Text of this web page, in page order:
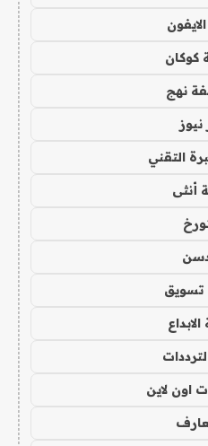
كوكان
نهج
نيوز
التقني
أنثى
تسويق
اون لاين